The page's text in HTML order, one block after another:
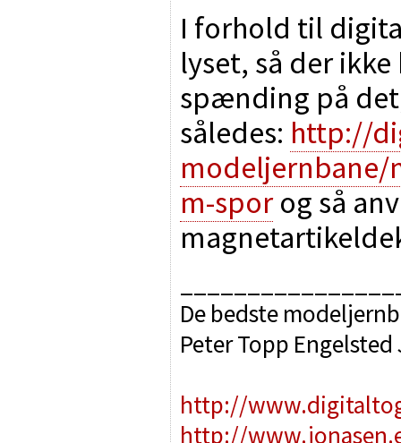
I forhold til
lyset, så der
spænding på
således: http://
modeljernbane/
m-sporog så
De bedste
Peter Topp Engelsted
http://
http://